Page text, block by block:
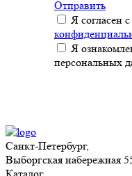
Отправить
Я согласен
Я
персональных
Санкт-Петербург,
Выборгская набережная
Каталог